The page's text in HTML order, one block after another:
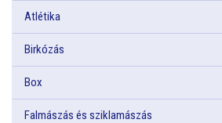
Atlétika
Birkózás
Box
Falmászás és sziklamászás